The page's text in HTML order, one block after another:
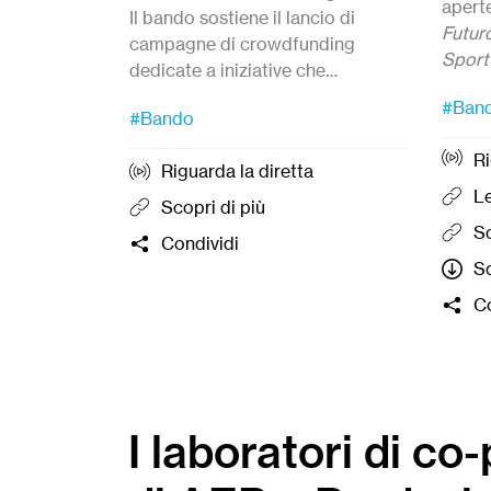
Il bando sostiene il lancio di
campagne di crowdfunding
dedicate a iniziative che
della nonviolenza e del disarmo.
entro le ore 12:00 del
#Bando
Riguarda la diretta
Scopri di più
Condividi
l’
alle
I laboratori di